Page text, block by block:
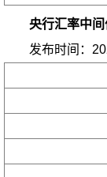
央行汇率中间
发布时间：